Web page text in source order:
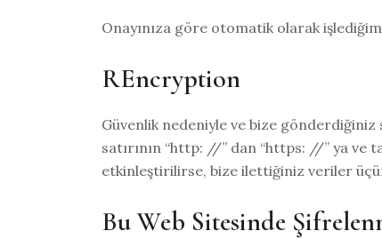
Onayınıza göre otomatik olarak
REncryption
Güvenlik nedeniyle ve bize
satırının “http: //” dan “https: //” ya ve
etkinleştirilirse, bize ilettiğiniz veriler
Bu Web Sitesinde